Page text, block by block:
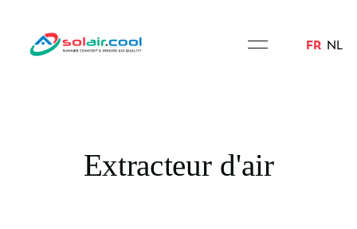
FR NL
Extracteur d'air